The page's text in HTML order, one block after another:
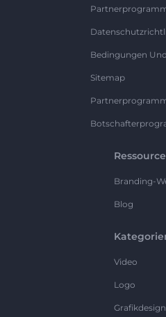
Bedingungen
Sitemap
Branding-
Blog
Video
Logo
Grafikdesign